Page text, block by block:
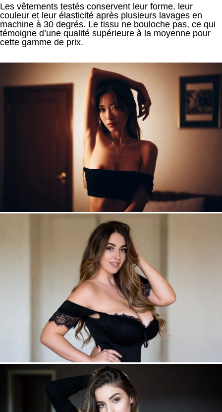
Les vêtements testés conservent leur forme, leur
couleur et leur élasticité après plusieurs lavages en
machine à 30 degrés. Le tissu ne bouloche pas, ce qui
témoigne d’une qualité supérieure à la moyenne pour
cette gamme de prix.